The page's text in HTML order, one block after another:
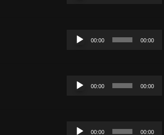
Reproductor
00:00 00:00
Reproductor
00:00 00:00
Reproductor
00:00 00:00